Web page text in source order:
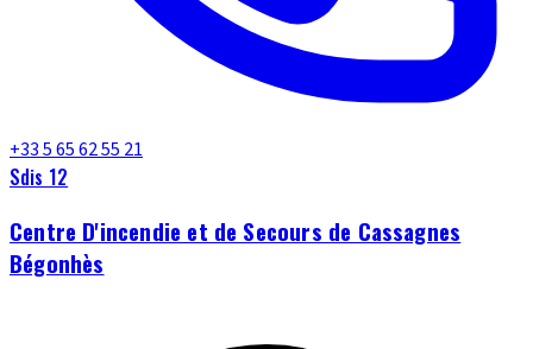
+33 5 65 62 55 21
Sdis 12
Centre D'incendie et de Secours de Cassagnes
Bégonhès